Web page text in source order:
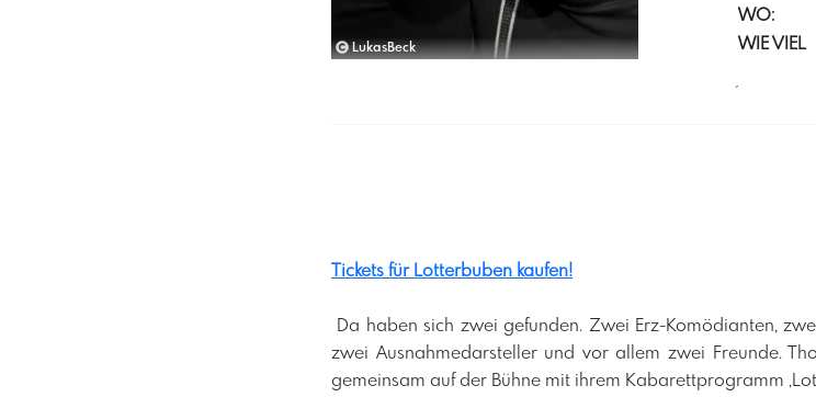
LukasBeck
WO:
WIE VIEL
´
Tickets für Lotterbuben kaufen!
Da haben sich zwei gefunden. Zwei Erz-Komödianten,
zwei Ausnahmedarsteller und vor allem zwei Freunde.
gemeinsam auf der Bühne mit ihrem Kabarettprogramm